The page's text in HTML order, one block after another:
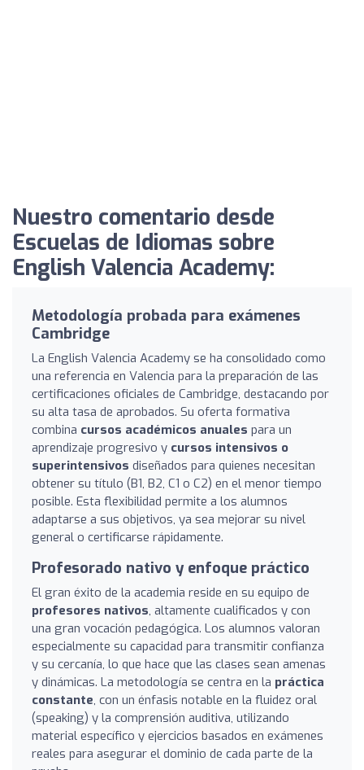
Nuestro comentario desde
Escuelas de Idiomas sobre
English Valencia Academy:
Metodología probada para exámenes
Cambridge
La English Valencia Academy se ha consolidado como
una referencia en Valencia para la preparación de las
certificaciones oficiales de Cambridge, destacando por
su alta tasa de aprobados. Su oferta formativa
combina cursos académicos anuales para un
aprendizaje progresivo y cursos intensivos o
superintensivos diseñados para quienes necesitan
obtener su título (B1, B2, C1 o C2) en el menor tiempo
posible. Esta flexibilidad permite a los alumnos
adaptarse a sus objetivos, ya sea mejorar su nivel
general o certificarse rápidamente.
Profesorado nativo y enfoque práctico
El gran éxito de la academia reside en su equipo de
profesores nativos, altamente cualificados y con
una gran vocación pedagógica. Los alumnos valoran
especialmente su capacidad para transmitir confianza
y su cercanía, lo que hace que las clases sean amenas
y dinámicas. La metodología se centra en la práctica
constante, con un énfasis notable en la fluidez oral
(speaking) y la comprensión auditiva, utilizando
material específico y ejercicios basados en exámenes
reales para asegurar el dominio de cada parte de la